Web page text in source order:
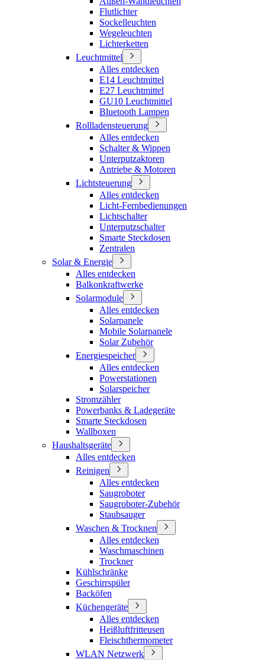
Flutlichter
Sockelleuchten
Wegeleuchten
Lichterketten
Leuchtmittel
Alles entdecken
E14 Leuchtmittel
E27 Leuchtmittel
GU10 Leuchtmittel
Bluetooth Lampen
Rollladensteuerung
Alles entdecken
Schalter & Wippen
Unterputzaktoren
Antriebe & Motoren
Lichtsteuerung
Alles entdecken
Licht-Fernbedienungen
Lichtschalter
Unterputzschalter
Smarte Steckdosen
Zentralen
Solar & Energie
Alles entdecken
Balkonkraftwerke
Solarmodule
Alles entdecken
Solarpanele
Mobile Solarpanele
Solar Zubehör
Energiespeicher
Alles entdecken
Powerstationen
Solarspeicher
Stromzähler
Powerbanks & Ladegeräte
Smarte Steckdosen
Wallboxen
Haushaltsgeräte
Alles entdecken
Reinigen
Alles entdecken
Saugroboter
Saugroboter-Zubehör
Staubsauger
Waschen & Trocknen
Alles entdecken
Waschmaschinen
Trockner
Kühlschränke
Geschirrspüler
Backöfen
Küchengeräte
Alles entdecken
Heißluftfritteusen
Fleischthermometer
WLAN Netzwerk